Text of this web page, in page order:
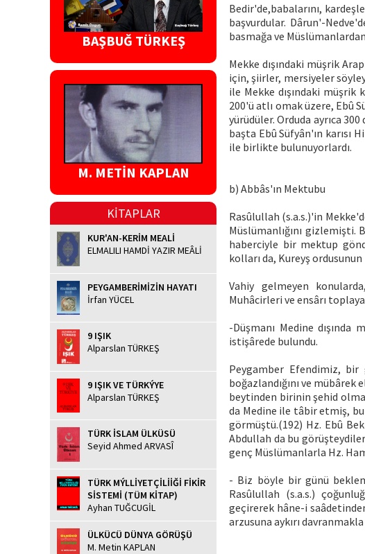
BAŞBUĞ TÜRKEŞ
M. METİN KAPLAN
KİTAPLAR
KUR'AN-KERİM MEALİ
ELMALILI HAMDİ YAZIR MEÂLİ
PEYGAMBERİMİZİN HAYATI
İrfan YÜCEL
9 IŞIK
Alparslan TÜRKEŞ
9 IŞIK VE TÜRKÝYE
Alparslan TÜRKEŞ
TÜRK İSLAM ÜLKÜSÜ
Seyid Ahmed ARVASÎ
TÜRK MÝLLİYETÇİLİİĞİ FİKİR
SİSTEMİ (TÜM KİTAP)
Ayhan TUĞCUGİL
ÜLKÜCÜ DÜNYA GÖRÜŞÜ
M. Metin KAPLAN
Bedir'de,babalarını,
başvurdular. Dârun'-
basmağa ve
Mekke dışındaki müşrik
için, şiirler, mersiyeler
ile Mekke dışındaki müşrik
200'ü atlı omak üzere, Ebû
yürüdüler. Orduda ayrıca
başta Ebû Süfyân'ın karısı
ile birlikte bulunuyorlardı.
b) Abbâs'ın Mektubu
Rasûlullah (s.a.s.)'in
Müslümanlığını gizlemişti.
haberciyle bir mektup
kolları da, Kureyş
Vahiy gelmeyen
Muhâcirleri ve ensârı
-Düşmanı Medine
istişârede bulundu.
Peygamber Efendimiz, bir
boğazlandığını ve
beytinden birinin şehid
da Medine ile tâbir etmiş, bu
görmüştü.(192) Hz. Ebû
Abdullah da bu
genç Müslümanlarla Hz.
- Biz böyle bir günü
Rasûlullah (s.a.s.)
geçirerek hâne-i
arzusuna aykırı